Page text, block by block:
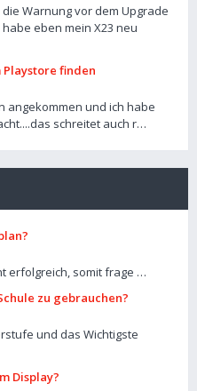
Warnung vor dem Upgrade
eben mein X23 neu
Playstore finden
angekommen und ich habe
schreitet auch r…
erfolgreich, somit frage …
zu gebrauchen?
und das Wichtigste
Display?